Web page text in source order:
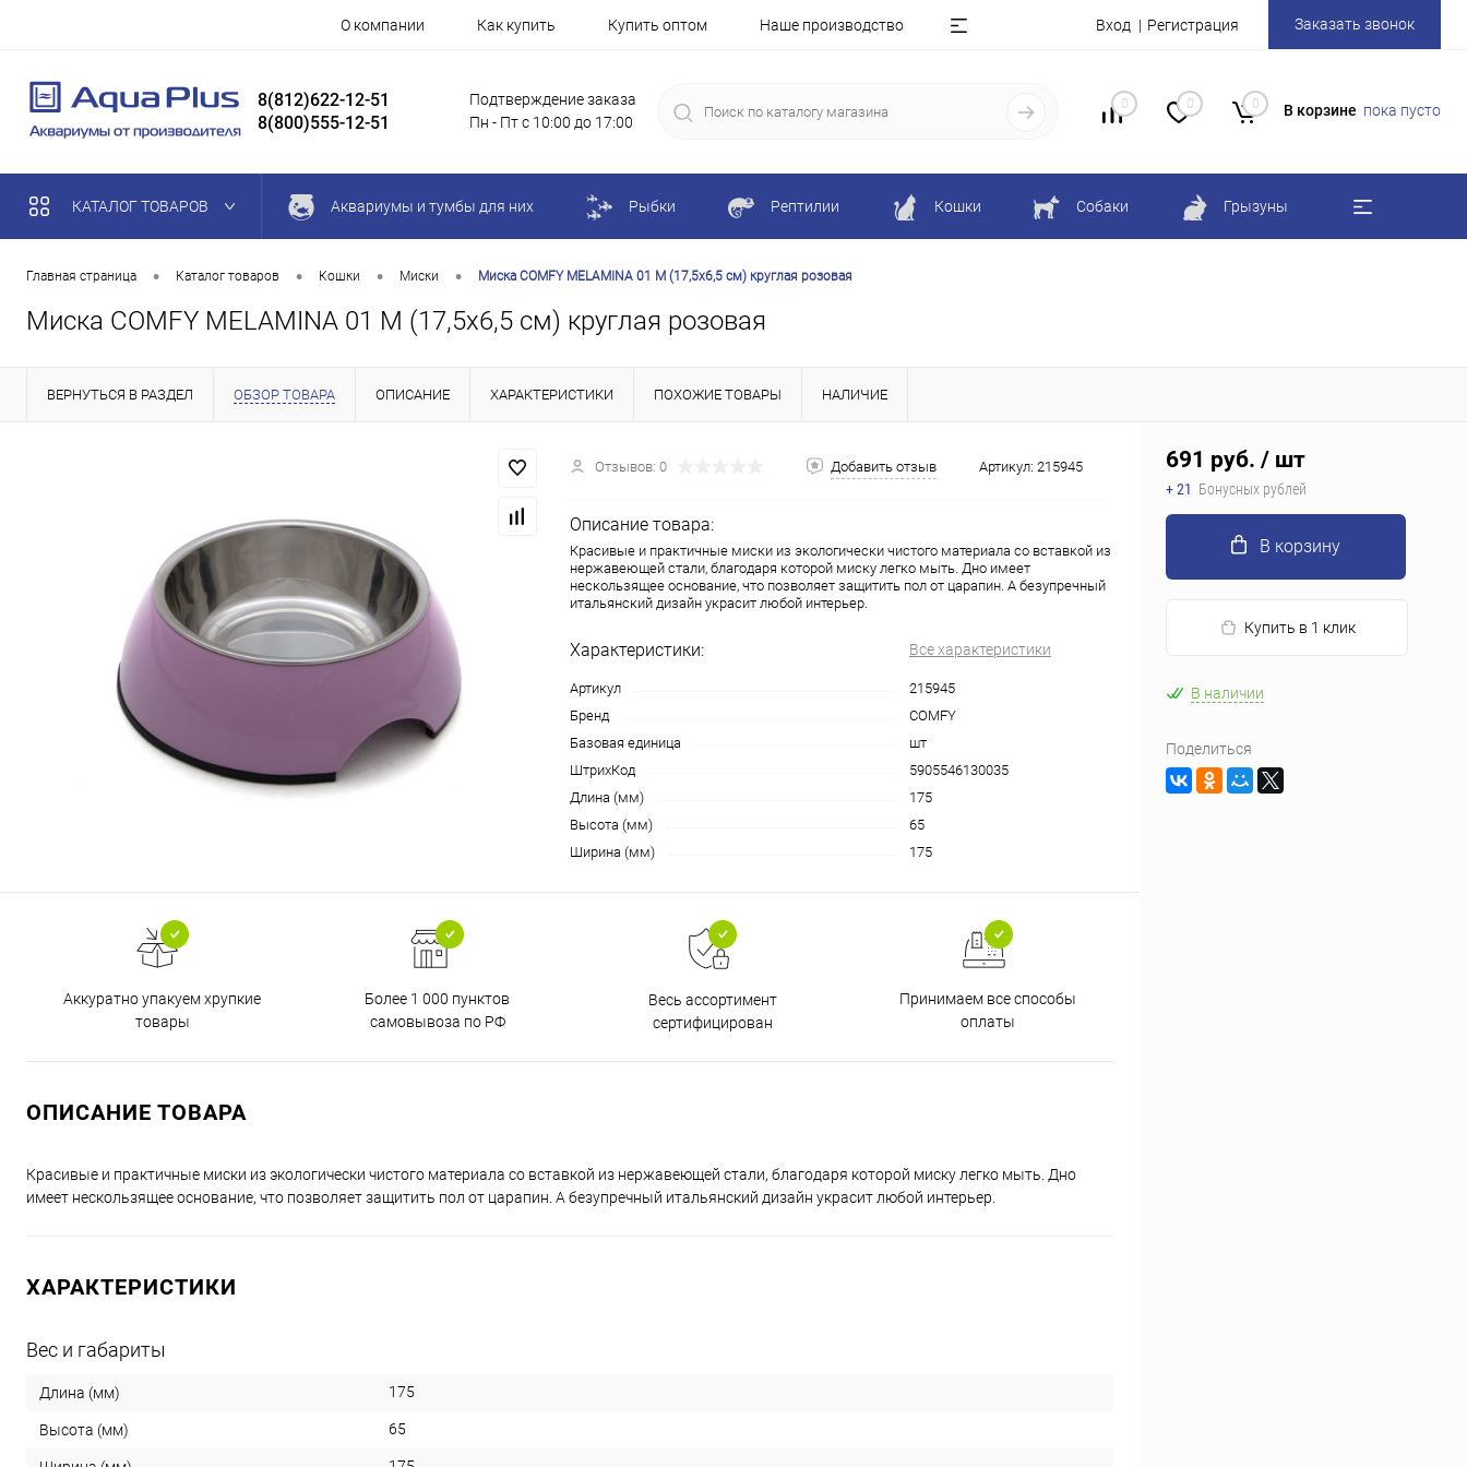
О компании Как купить Купить оптом Наше производство Вход Регистрация Заказать звонок
8(812)622-12-51
8(800)555-12-51
Подтверждение заказа
Пн - Пт с 10:00 до 17:00
0 0 0 В корзине пока пусто
КАТАЛОГ ТОВАРОВ Аквариумы и тумбы для них Рыбки Рептилии Кошки Собаки Грызуны
Главная страница • Каталог товаров • Кошки • Миски • Миска COMFY MELAMINA 01 М (17,5х6,5 см) круглая розовая
Миска COMFY MELAMINA 01 М (17,5х6,5 см) круглая розовая
ВЕРНУТЬСЯ В РАЗДЕЛ ОБЗОР ТОВАРА ОПИСАНИЕ ХАРАКТЕРИСТИКИ ПОХОЖИЕ ТОВАРЫ НАЛИЧИЕ
Отзывов: 0 Добавить отзыв Артикул: 215945
Описание товара:
Красивые и практичные миски из экологически чистого материала со вставкой из
нержавеющей стали, благодаря которой миску легко мыть. Дно имеет
нескользящее основание, что позволяет защитить пол от царапин. А безупречный
итальянский дизайн украсит любой интерьер.
Характеристики: Все характеристики
Артикул
215945
Бренд
COMFY
Базовая единица
шт
ШтрихКод
5905546130035
Длина (мм)
175
Высота (мм)
65
Ширина (мм)
175
Аккуратно упакуем хрупкие
товары
Более 1 000 пунктов
самовывоза по РФ
Весь ассортимент
сертифицирован
Принимаем все способы
оплаты
ОПИСАНИЕ ТОВАРА
Красивые и практичные миски из экологически чистого материала со вставкой из нержавеющей стали, благодаря которой миску легко мыть. Дно
имеет нескользящее основание, что позволяет защитить пол от царапин. А безупречный итальянский дизайн украсит любой интерьер.
ХАРАКТЕРИСТИКИ
Вес и габариты
Длина (мм) 175
Высота (мм) 65
691 руб. / шт
+ 21 Бонусных рублей
В корзину
Купить в 1 клик
В наличии
Поделиться